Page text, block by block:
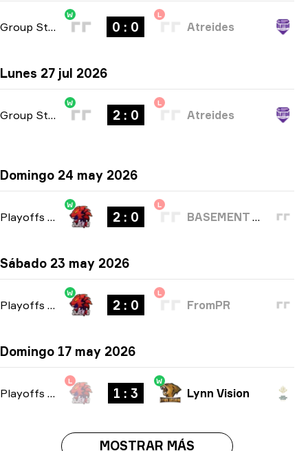
Group Stage -bo3
W
0 : 0
L
Atreides
Lunes 27 jul 2026
Group Stage -bo3
W
2 : 0
L
Atreides
Domingo 24 may 2026
Playoffs bo3
W
2 : 0
L
BASEMENT BOYS
Sábado 23 may 2026
Playoffs bo3
W
2 : 0
L
FromPR
Domingo 17 may 2026
Playoffs bo5
L
1 : 3
W
Lynn Vision
MOSTRAR MÁS